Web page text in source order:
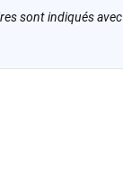
sont indiqués avec